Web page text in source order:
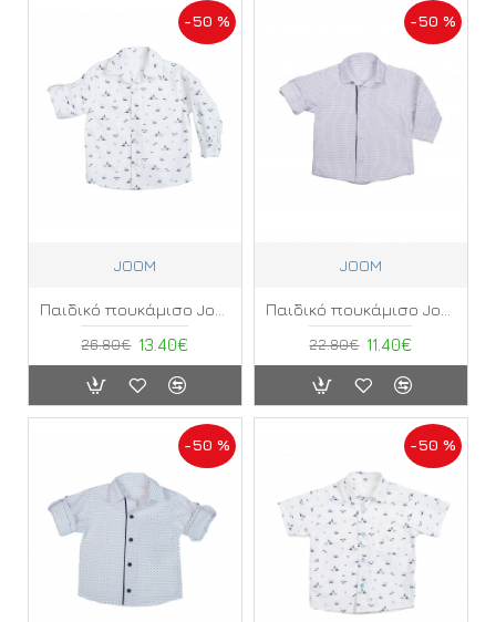
-50 %
JOOM
13.40€
26.80€
-50 %
JOOM
11.40€
22.80€
-50 % -50 %